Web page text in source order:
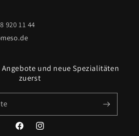
920 11 44
und neue Spezialitäten
zuerst
FacebookInstagram